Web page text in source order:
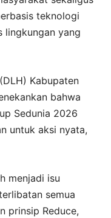
teknologi
lingkungan yang
Kabupaten
bahwa
Sedunia 2026
untuk aksi nyata,
menjadi isu
semua
prinsip Reduce,